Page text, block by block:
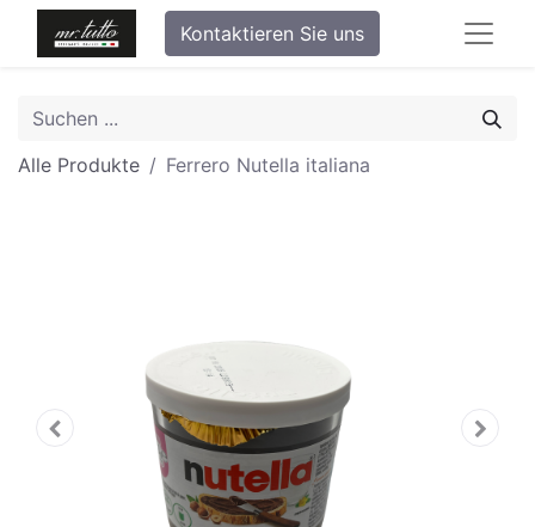
Kontaktieren Sie uns
Alle Produkte Ferrero Nutella italiana